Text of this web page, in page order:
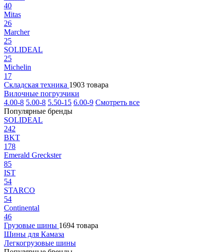
40
Mitas
26
Marcher
25
SOLIDEAL
25
Michelin
17
Складская техника 1903 товара
Вилочные погрузчики
4.00-8 5.00-8 5.50-15 6.00-9 Смотреть все
Популярные бренды
SOLIDEAL
242
BKT
178
Emerald Greckster
85
IST
54
STARCO
54
Continental
46
Грузовые шины 1694 товара
Шины для Камаза
Легкогрузовые шины